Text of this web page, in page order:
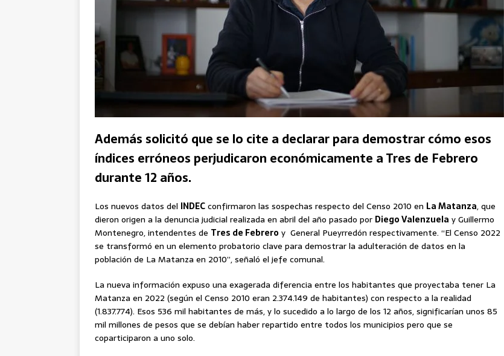
Además solicitó que se lo cite a declarar para demostrar cómo esos
índices erróneos perjudicaron económicamente a Tres de Febrero
durante 12 años.
Los nuevos datos del INDECconfirmaron las sospechas respecto del Censo 2010 en La Matanza, que
dieron origen a la denuncia judicial realizada en abril del año pasado por Diego Valenzuela y Guillermo
Montenegro, intendentes de Tres de Febrero y General Pueyrredón respectivamente. “El Censo 2022
se transformó en un elemento probatorio clave para demostrar la adulteración de datos en la
población de La Matanza en 2010”, señaló el jefe comunal.
La nueva información expuso una exagerada diferencia entre los habitantes que proyectaba tener La
Matanza en 2022 (según el Censo 2010 eran 2.374.149 de habitantes) con respecto a la realidad
(1.837.774). Esos 536 mil habitantes de más, y lo sucedido a lo largo de los 12 años, significarían unos 85
mil millones de pesos que se debían haber repartido entre todos los municipios pero que se
coparticiparon a uno solo.